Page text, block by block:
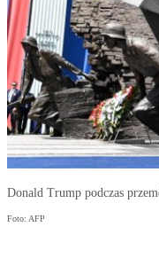
Donald Trump podczas
Foto: AFP